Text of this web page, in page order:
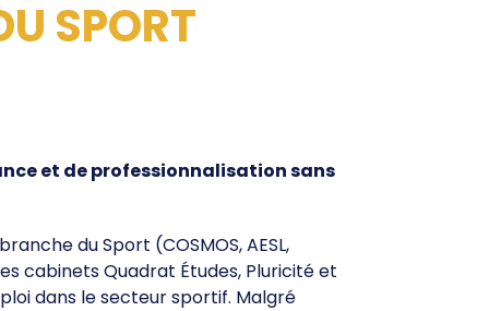
CONTACT
SPORT
et de professionnalisation sans
du Sport (COSMOS, AESL,
cabinets Quadrat Études, Pluricité et
dans le secteur sportif. Malgré